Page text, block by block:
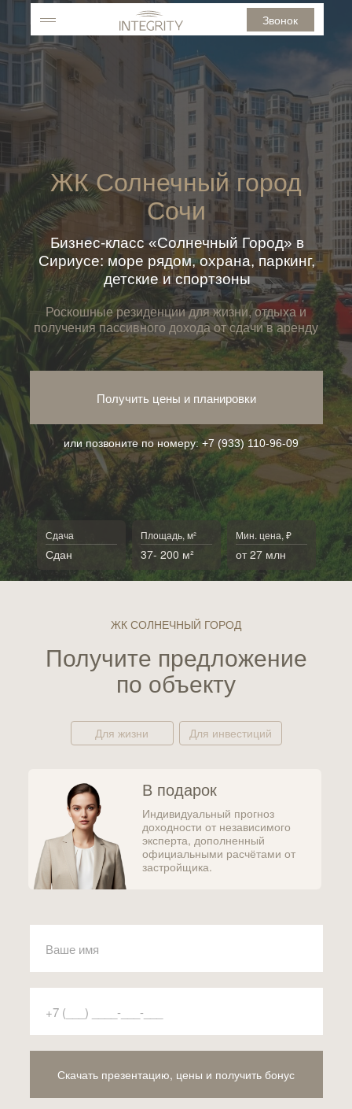
Звонок
ЖК Солнечный город
Сочи
Получить цены и планировки
или позвоните по номеру:+7 (933) 110-96-09
от 27 млн
Мин. цена, ₽
37- 200 м²
Площадь, м²
Сдан
Сдача
Роскошные резиденции для жизни, отдыха и
получения пассивного дохода от сдачи в аренду
Бизнес-класс «Солнечный Город» в
Сириусе: море рядом, охрана, паркинг,
детские и спортзоны
Скачать презентацию, цены и получить бонус
ЖК СОЛНЕЧНЫЙ ГОРОД
Индивидуальный прогноз
доходности от независимого
эксперта, дополненный
официальными расчётами от
застройщика.
В подарок
Получите предложение
по объекту
Для инвестиций
Для жизни